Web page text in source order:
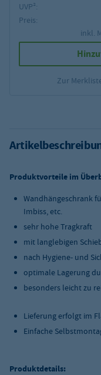
UVP²:
Preis:
inkl.
Zur
Produktvorteile im
Wandhängeschrank
Imbiss, etc.
sehr hohe Tragkraft
mit langlebigen
nach Hygiene- und
optimale Lagerung
besonders leicht zu
Lieferung erfolgt im
Einfache
Produktdetails: